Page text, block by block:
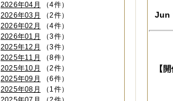
Jun
【
※
2026年04月
（4件）
2026年03月
（2件）
2026年02月
（4件）
2026年01月
（3件）
2025年12月
（3件）
2025年11月
（8件）
2025年10月
（2件）
2025年09月
（6件）
2025年08月
（1件）